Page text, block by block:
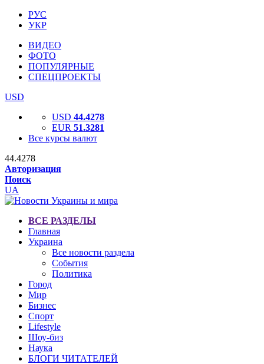
РУС
УКР
ВИДЕО
ФОТО
ПОПУЛЯРНЫЕ
СПЕЦПРОЕКТЫ
USD
USD 44.4278
EUR 51.3281
Все курсы валют
44.4278
Авторизация
Поиск
UA
ВСЕ РАЗДЕЛЫ
Главная
Украина
Все новости раздела
События
Политика
Город
Мир
Бизнес
Спорт
Lifestyle
Шоу-биз
Наука
БЛОГИ ЧИТАТЕЛЕЙ